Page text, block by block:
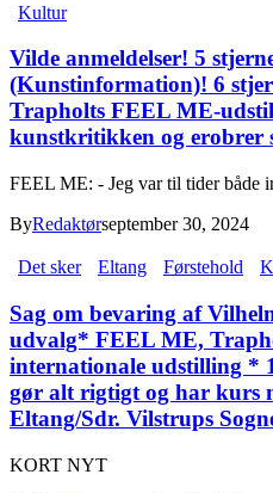
Kultur
Vilde anmeldelser! 5
(Kunstinformation)! 6
Trapholts FEEL ME-
kunstkritikken og erobrer
FEEL ME: - Jeg var til tider både
ByRedaktørseptember 30, 2024
Det sker Eltang Førstehold
Sag om bevaring af
udvalg* FEEL ME,
internationale udstilling *
gør alt rigtigt og har kurs
Eltang/Sdr. Vilstrups
KORT NYT